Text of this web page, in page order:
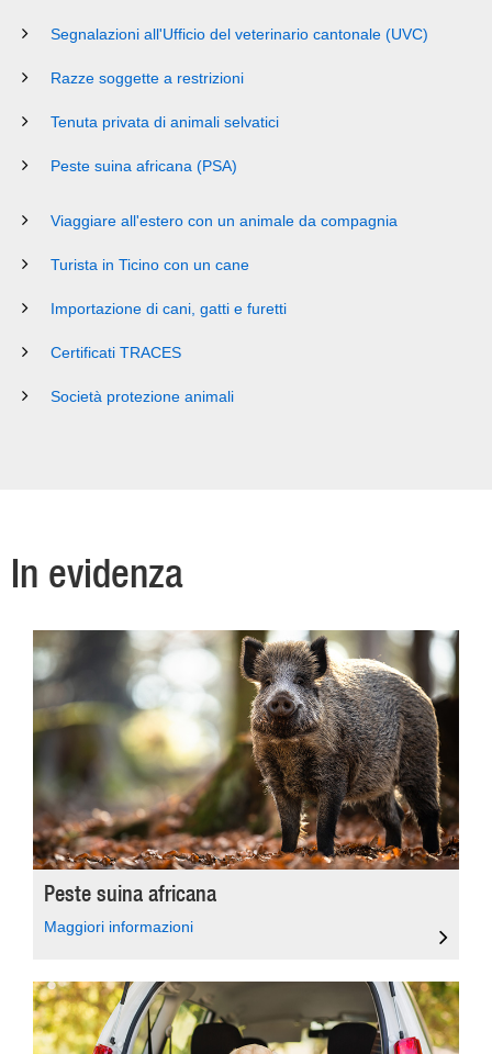
Segnalazioni all'Ufficio del veterinario cantonale (UVC)
Razze soggette a restrizioni
Tenuta privata di animali selvatici
Peste suina africana (PSA)
Viaggiare all'estero con un animale da compagnia
Turista in Ticino con un cane
Importazione di cani, gatti e furetti
Certificati TRACES
Società protezione animali
In evidenza
Peste suina africana
Maggiori informazioni